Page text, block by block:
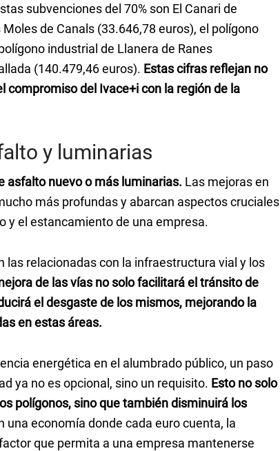
subvenciones del 70% son El Canari de
de Canals (33.646,78 euros), el polígono
industrial de Llanera de Ranes
(140.479,46 euros). Estas cifras reflejan no
del Ivace+i con la región de la
y luminarias
asfalto nuevo o más luminarias. Las mejoras en
más profundas y abarcan aspectos cruciales
y el estancamiento de una empresa.
las relacionadas con la infraestructura vial y los
de las vías no solo facilitará el tránsito de
el desgaste de los mismos, mejorando la
en estas áreas.
energética en el alumbrado público, un paso
ya no es opcional, sino un requisito. Esto no solo
polígonos, sino que también disminuirá los
una economía donde cada euro cuenta, la
que permita a una empresa mantenerse